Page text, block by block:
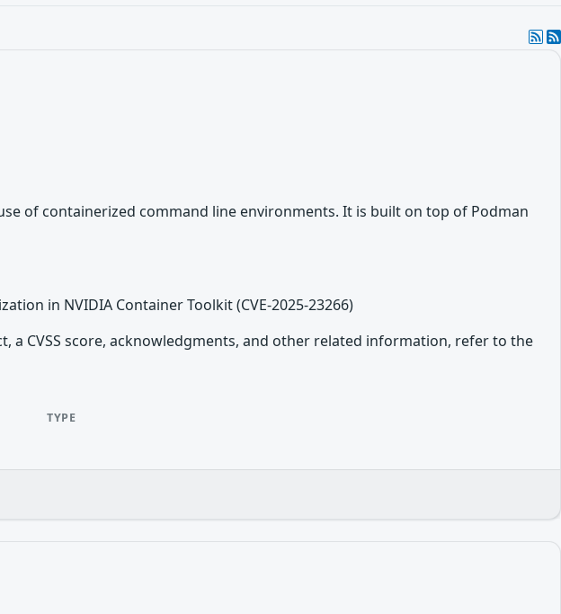
of containerized command line environments. It is built on top of Podman
in NVIDIA Container Toolkit (CVE-2025-23266)
a CVSS score, acknowledgments, and other related information, refer to the
TYPE